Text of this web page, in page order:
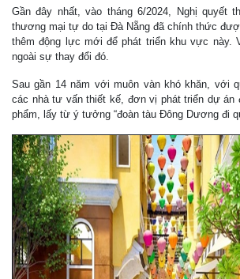
Gần đây nhất, vào tháng 6/2024, Nghị quyết
thương mại tự do tại Đà Nẵng đã chính thức
thêm động lực mới để phát triển khu vực này.
ngoài sự thay đổi đó.
Sau gần 14 năm với muôn vàn khó khăn, với
các nhà tư vấn thiết kế, đơn vị phát triển dự án
phẩm, lấy từ ý tưởng “đoàn tàu Đông Dương đi